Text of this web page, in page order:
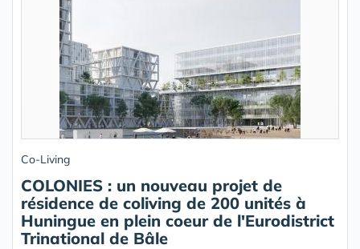
Co-Living
COLONIES : un nouveau projet de
résidence de coliving de 200 unités à
Huningue en plein coeur de l'Eurodistrict
Trinational de Bâle